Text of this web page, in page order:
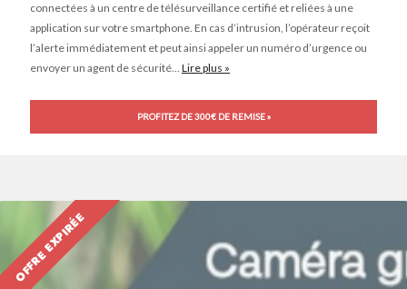
connectées à un centre de télésurveillance certifié et reliées à une
application sur votre smartphone. En cas d’intrusion, l’opérateur reçoit
l’alerte immédiatement et peut ainsi appeler un numéro d’urgence ou
envoyer un agent de sécurité... Lire plus »
PROFITEZ DE 300€ DE REMISE »
OFFRE EXPIRÉE